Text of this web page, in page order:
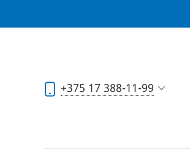
+375 17 388-11-99